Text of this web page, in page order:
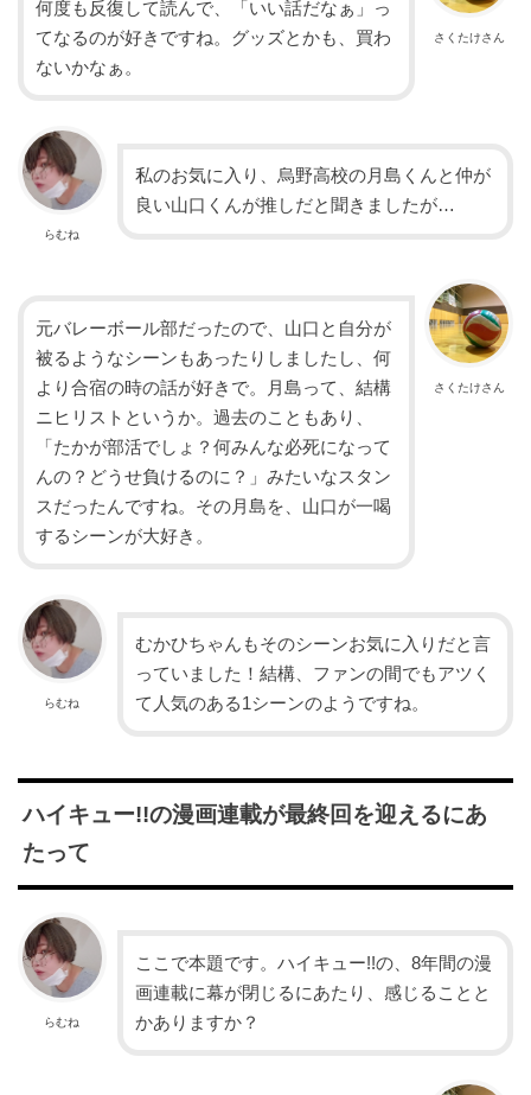
さくたけさん
何度も反復して読んで、「いい話だなぁ」っ
てなるのが好きですね。グッズとかも、買わ
ないかなぁ。
らむね
私のお気に入り、烏野高校の月島くんと仲が
良い山口くんが推しだと聞きましたが…
さくたけさん
元バレーボール部だったので、山口と自分が
被るようなシーンもあったりしましたし、何
より合宿の時の話が好きで。月島って、結構
ニヒリストというか。過去のこともあり、
「たかが部活でしょ？何みんな必死になって
んの？どうせ負けるのに？」みたいなスタン
スだったんですね。その月島を、山口が一喝
するシーンが大好き。
らむね
むかひちゃんもそのシーンお気に入りだと言
っていました！結構、ファンの間でもアツく
て人気のある1シーンのようですね。
ハイキュー!!の漫画連載が最終回を迎えるにあ
たって
らむね
ここで本題です。ハイキュー!!の、8年間の漫
画連載に幕が閉じるにあたり、感じることと
かありますか？